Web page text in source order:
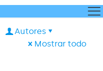
Autores
Mostrar todo